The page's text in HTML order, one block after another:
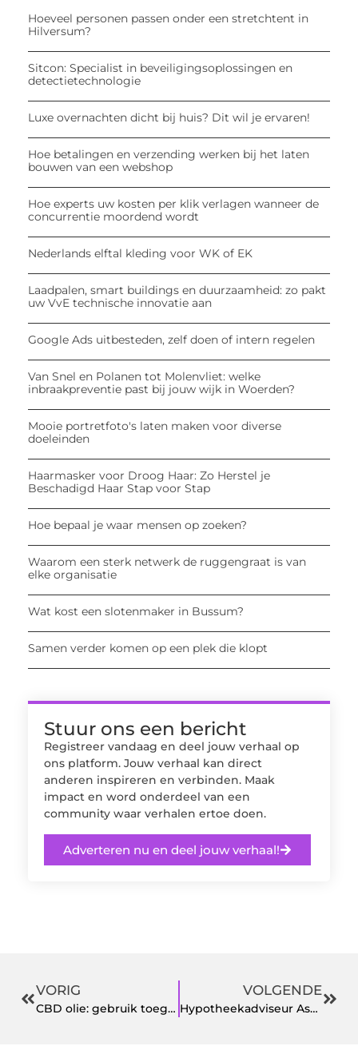
Hoeveel personen passen onder een stretchtent in
Hilversum?
Sitcon: Specialist in beveiligingsoplossingen en
detectietechnologie
Luxe overnachten dicht bij huis? Dit wil je ervaren!
Hoe betalingen en verzending werken bij het laten
bouwen van een webshop
Hoe experts uw kosten per klik verlagen wanneer de
concurrentie moordend wordt
Nederlands elftal kleding voor WK of EK
Laadpalen, smart buildings en duurzaamheid: zo pakt
uw VvE technische innovatie aan
Google Ads uitbesteden, zelf doen of intern regelen
Van Snel en Polanen tot Molenvliet: welke
inbraakpreventie past bij jouw wijk in Woerden?
Mooie portretfoto's laten maken voor diverse
doeleinden
Haarmasker voor Droog Haar: Zo Herstel je
Beschadigd Haar Stap voor Stap
Hoe bepaal je waar mensen op zoeken?
Waarom een sterk netwerk de ruggengraat is van
elke organisatie
Wat kost een slotenmaker in Bussum?
Samen verder komen op een plek die klopt
Stuur ons een bericht
Registreer vandaag en deel jouw verhaal op
ons platform. Jouw verhaal kan direct
anderen inspireren en verbinden. Maak
impact en word onderdeel van een
community waar verhalen ertoe doen.
Adverteren nu en deel jouw verhaal!
VORIG
CBD olie: gebruik toegenomen in de samenleving
VOLGENDE
Hypotheekadviseur Assen geeft inzicht en advies